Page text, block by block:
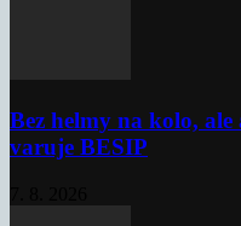
Bez helmy na kolo,
varuje BESIP